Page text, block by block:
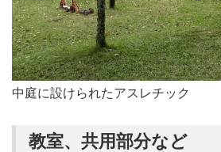
中庭に設けられたアスレチック
教室、共用部分など